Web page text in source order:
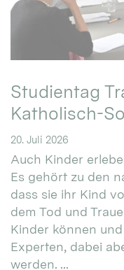
Studientag
Katholisch-
20. Juli 2026
Auch Kinder
Es gehört zu den
dass sie ihr Kind
dem Tod und
Kinder können
Experten, dabei
werden. ...